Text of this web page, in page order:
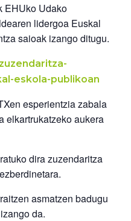
EHUko Udako
lidergoa Euskal
saioak izango ditugu.
eskola-publikoan
esperientzia zabala
elkartrukatzeko aukera
dira zuzendaritza
asmatzen badugu
da.